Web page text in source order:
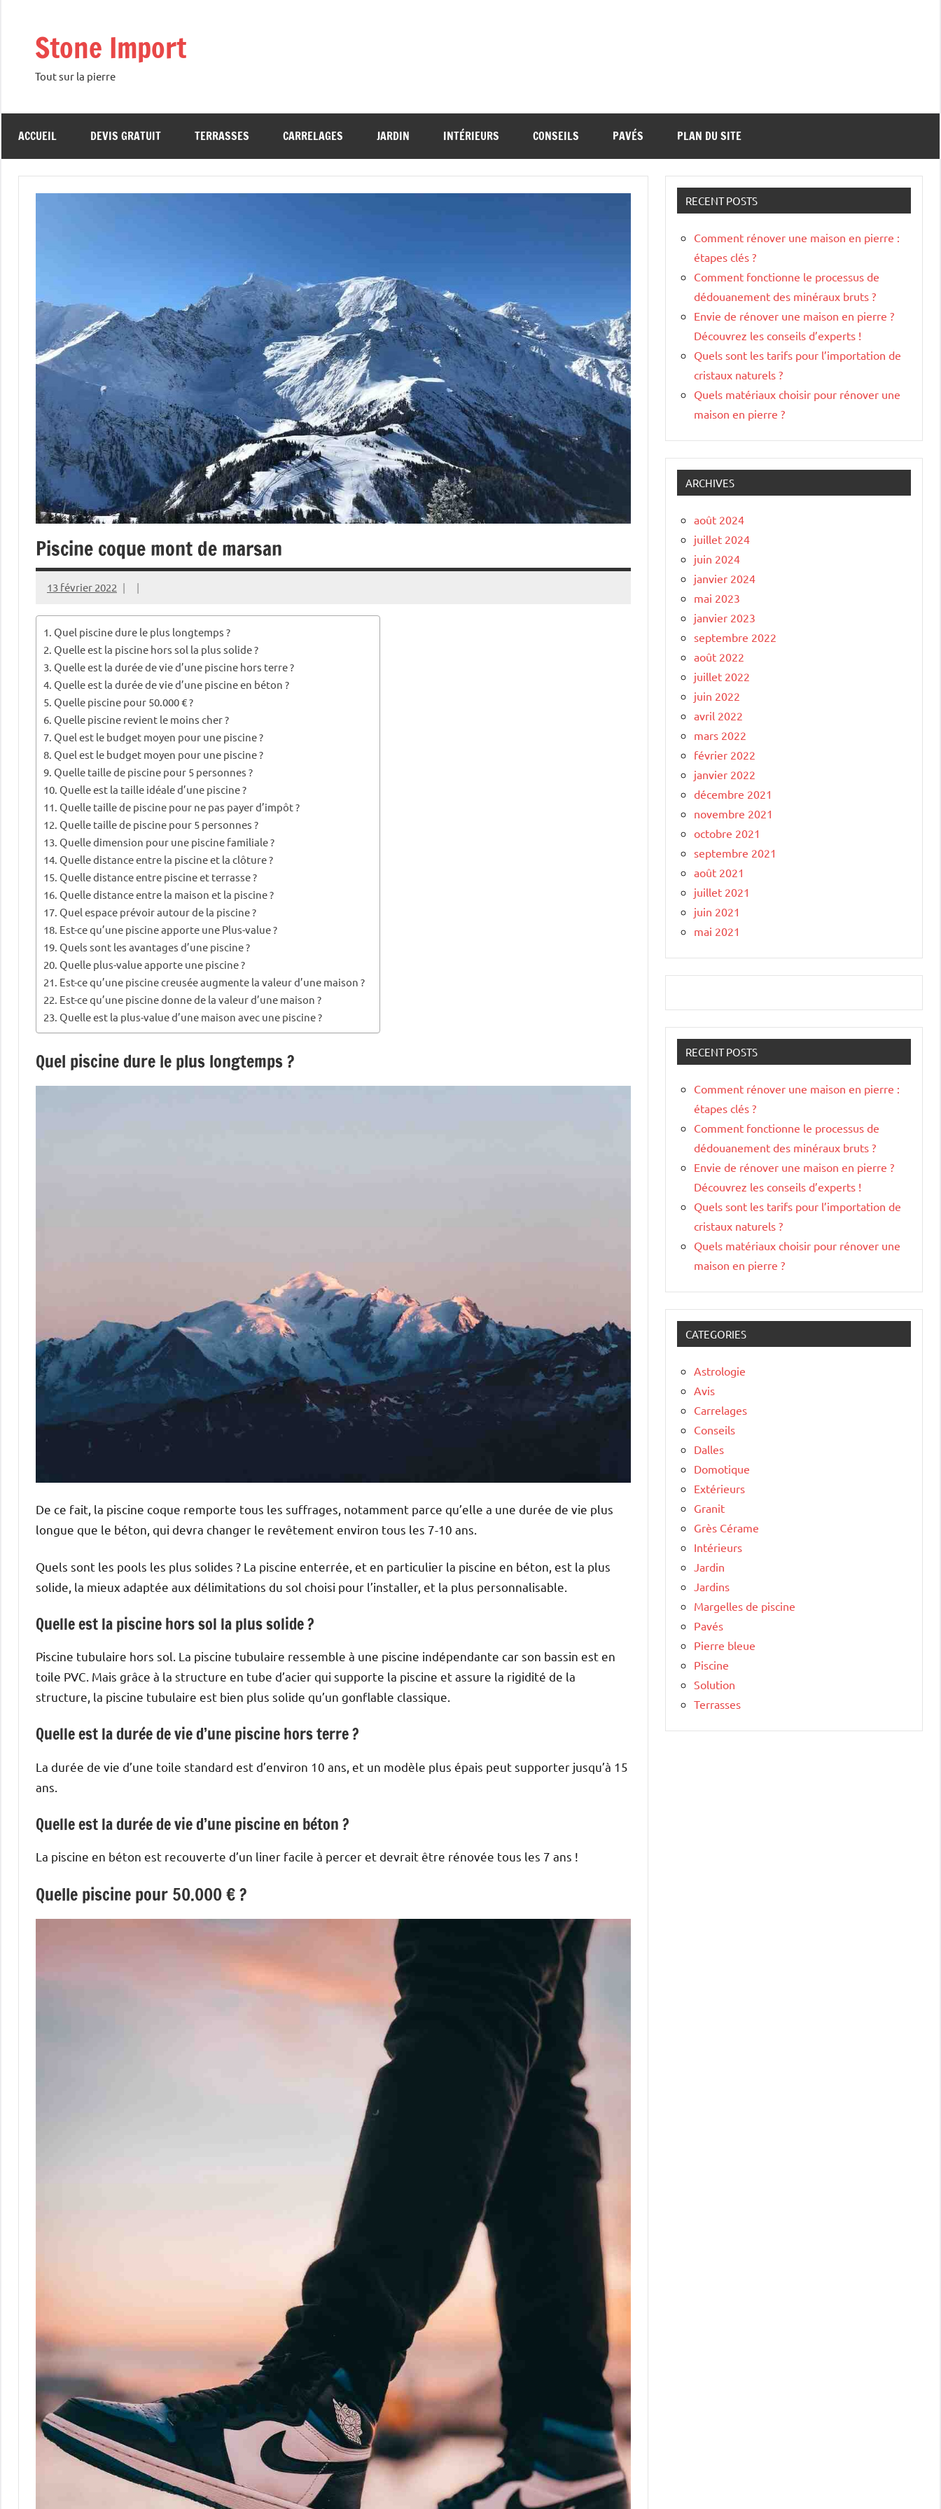
contenuStone Import
Tout sur la pierre
ACCUEIL DEVIS GRATUIT TERRASSES CARRELAGES JARDIN INTÉRIEURS CONSEILS PAVÉS PLAN DU SITE
Piscine coque mont de marsan
13 février 2022
Quel piscine dure le plus longtemps ?
Quelle est la piscine hors sol la plus solide ?
Quelle est la durée de vie d’une piscine hors terre ?
Quelle est la durée de vie d’une piscine en béton ?
Quelle piscine pour 50.000 € ?
Quelle piscine revient le moins cher ?
Quel est le budget moyen pour une piscine ?
Quel est le budget moyen pour une piscine ?
Quelle taille de piscine pour 5 personnes ?
Quelle est la taille idéale d’une piscine ?
Quelle taille de piscine pour ne pas payer d’impôt ?
Quelle taille de piscine pour 5 personnes ?
Quelle dimension pour une piscine familiale ?
Quelle distance entre la piscine et la clôture ?
Quelle distance entre piscine et terrasse ?
Quelle distance entre la maison et la piscine ?
Quel espace prévoir autour de la piscine ?
Est-ce qu’une piscine apporte une Plus-value ?
Quels sont les avantages d’une piscine ?
Quelle plus-value apporte une piscine ?
Est-ce qu’une piscine creusée augmente la valeur d’une maison ?
Est-ce qu’une piscine donne de la valeur d’une maison ?
Quelle est la plus-value d’une maison avec une piscine ?
Quel piscine dure le plus longtemps ?
De ce fait, la piscine coque remporte tous les suffrages, notamment parce qu’elle a une durée de vie plus
longue que le béton, qui devra changer le revêtement environ tous les 7-10 ans.
Quels sont les pools les plus solides ? La piscine enterrée, et en particulier la piscine en béton, est la plus
solide, la mieux adaptée aux délimitations du sol choisi pour l’installer, et la plus personnalisable.
Quelle est la piscine hors sol la plus solide ?
Piscine tubulaire hors sol. La piscine tubulaire ressemble à une piscine indépendante car son bassin est en
toile PVC. Mais grâce à la structure en tube d’acier qui supporte la piscine et assure la rigidité de la
structure, la piscine tubulaire est bien plus solide qu’un gonflable classique.
Quelle est la durée de vie d’une piscine hors terre ?
La durée de vie d’une toile standard est d’environ 10 ans, et un modèle plus épais peut supporter jusqu’à 15
ans.
Quelle est la durée de vie d’une piscine en béton ?
La piscine en béton est recouverte d’un liner facile à percer et devrait être rénovée tous les 7 ans !
Quelle piscine pour 50.000 € ?
RECENT POSTS
Comment rénover une maison en pierre :
étapes clés ?
Comment fonctionne le processus de
dédouanement des minéraux bruts ?
Envie de rénover une maison en pierre ?
Découvrez les conseils d’experts !
Quels sont les tarifs pour l’importation de
cristaux naturels ?
Quels matériaux choisir pour rénover une
maison en pierre ?
ARCHIVES
août 2024
juillet 2024
juin 2024
janvier 2024
mai 2023
janvier 2023
septembre 2022
août 2022
juillet 2022
juin 2022
avril 2022
mars 2022
février 2022
janvier 2022
décembre 2021
novembre 2021
octobre 2021
septembre 2021
août 2021
juillet 2021
juin 2021
mai 2021
RECENT POSTS
Comment rénover une maison en pierre :
étapes clés ?
Comment fonctionne le processus de
dédouanement des minéraux bruts ?
Envie de rénover une maison en pierre ?
Découvrez les conseils d’experts !
Quels sont les tarifs pour l’importation de
cristaux naturels ?
Quels matériaux choisir pour rénover une
maison en pierre ?
CATEGORIES
Astrologie
Avis
Carrelages
Conseils
Dalles
Domotique
Extérieurs
Granit
Grès Cérame
Intérieurs
Jardin
Jardins
Margelles de piscine
Pavés
Pierre bleue
Piscine
Solution
Terrasses